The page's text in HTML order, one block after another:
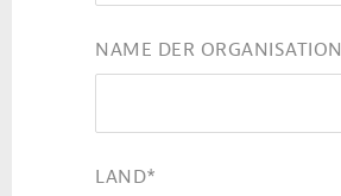
NAME DER ORGANISATION
LAND*